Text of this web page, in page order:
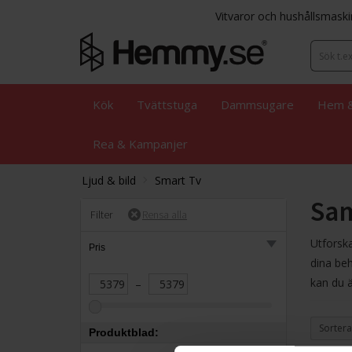
Vitvaror och
Kök Tvättstuga Dammsugare Hem
Rea & Kampanjer
Ljud & bild Smart Tv
Filter
Pris
–
Produktblad:
dina
kan du
Sortera